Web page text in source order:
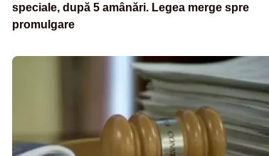
speciale, după 5 amânări. Legea merge spre
promulgare